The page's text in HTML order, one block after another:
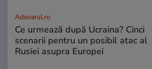
Adevarul.ro
Ce urmează după Ucraina? Cinci
scenarii pentru un posibil atac al
Rusiei asupra Europei